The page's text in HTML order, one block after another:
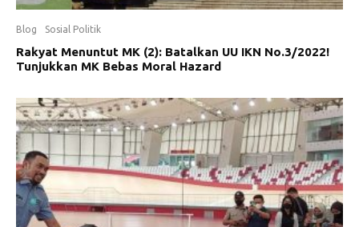
Blog Sosial Politik
Rakyat Menuntut MK (2): Batalkan UU IKN No.3/2022!
Tunjukkan MK Bebas Moral Hazard